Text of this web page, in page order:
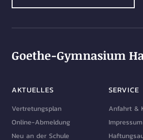
Goethe-Gymnasium
AKTUELLES
Vertretungsplan
Online-Abmeldung
Neu an der Schule
SERVICE
Anfahrt &
Impressum